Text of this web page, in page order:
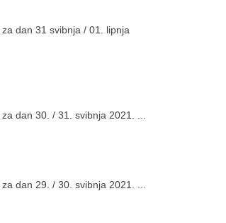
dan 31 svibnja / 01. lipnja
dan 30. / 31. svibnja 2021. ...
dan 29. / 30. svibnja 2021. ...